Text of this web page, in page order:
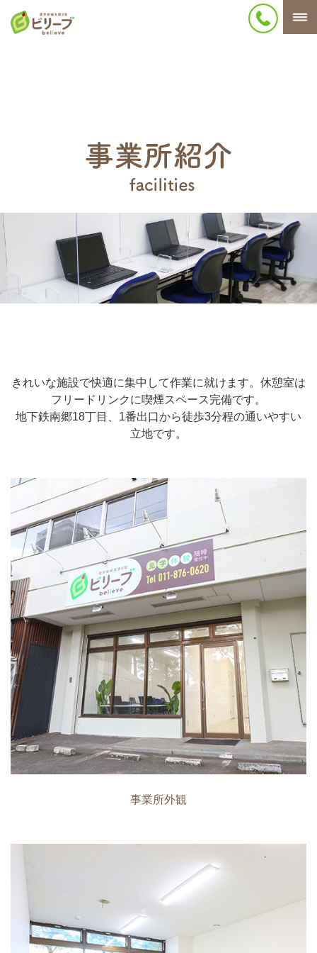
きれいな施設で快適に集中して作業に就けます。休憩室は
フリードリンクに喫煙スペース完備です。
地下鉄南郷18丁目、1番出口から徒歩3分程の通いやすい
立地です。
事業所外観